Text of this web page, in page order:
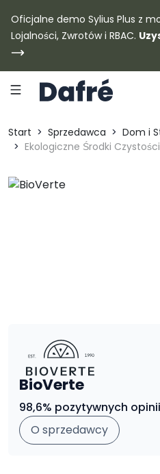
Dafre
Oficjalne demo Sylius Plus z
Lojalności, Zwrotów i RBAC.
Start
Sprzedawca Dom i
Ekologiczne Środki Czystości
BioVerte
98,6% pozytywnych
O sprzedawcy